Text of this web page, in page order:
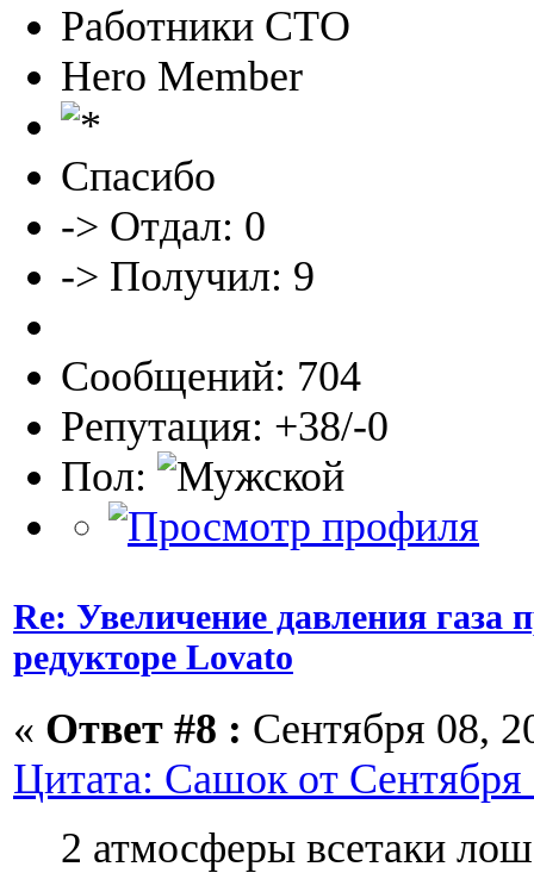
Работники СТО
Hero Member
Спасибо
-> Отдал: 0
-> Получил: 9
Сообщений: 704
Репутация: +38/-0
Пол:
Re: Увеличение давления газа
редукторе Lovato
« Ответ #8 : Сентября 08,
Цитата: Сашок от
2 атмосферы всетаки